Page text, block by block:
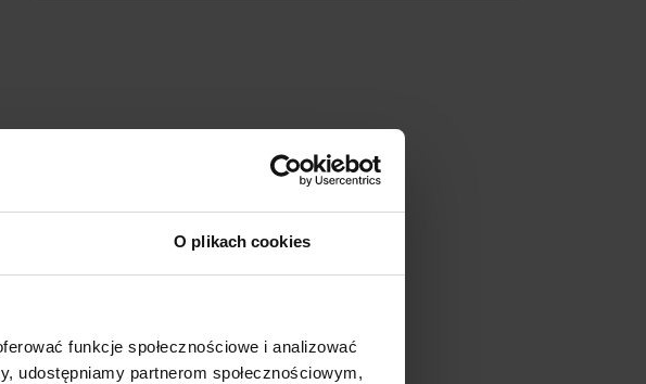
O plikach cookies
funkcje społecznościowe i analizować
udostępniamy partnerom społecznościowym,